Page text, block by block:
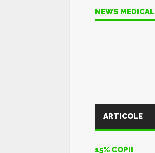
NEWS MEDICAL
ARTICOLE
15% COPII